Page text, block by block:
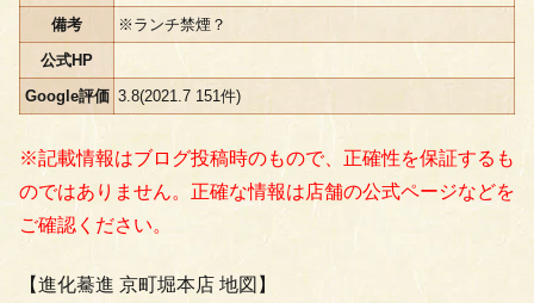
備考
※ランチ禁煙？
公式HP
Google評価 3.8(2021.7 151件)
※記載情報はブログ投稿時のもので、正確性を保証するも
のではありません。正確な情報は店舗の公式ページなどを
ご確認ください。
【進化驀進 京町堀本店 地図】